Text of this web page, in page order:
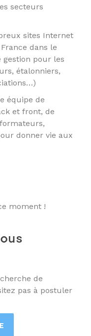
secteurs
sites Internet
dans le
gestion pour les
étalonniers,
équipe de
et front, de
donner vie aux
moment !
de
pas à postuler